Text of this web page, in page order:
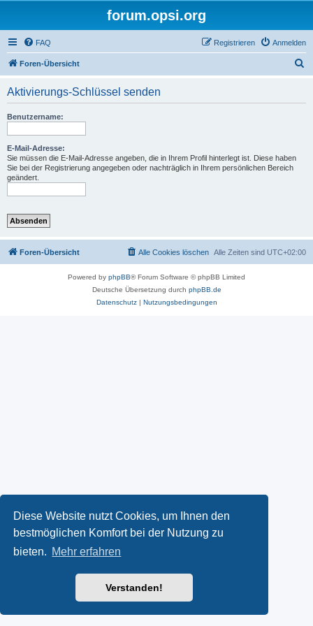
Diese Website nutzt Cookies, um Ihnen den
bestmöglichen Komfort bei der Nutzung zu
bieten. Mehr erfahren
Verstanden!
forum.opsi.org
FAQ Anmelden
Registrieren
Foren-Übersicht
Aktivierungs-Schlüssel senden
Benutzername:
E-Mail-Adresse:
Sie müssen die E-Mail-Adresse angeben, die in Ihrem Profil hinterlegt ist. Diese haben
Sie bei der Registrierung angegeben oder nachträglich in Ihrem persönlichen Bereich
geändert.
Foren-Übersicht Alle Zeiten sind UTC+02:00
Alle Cookies löschen
Powered by phpBB® Forum Software © phpBB Limited
Deutsche Übersetzung durch phpBB.de
Datenschutz| Nutzungsbedingungen